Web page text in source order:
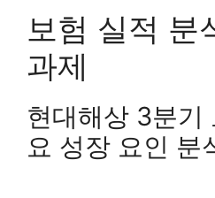
보험 실적 분
과제
현대해상 3분기
요 성장 요인 분